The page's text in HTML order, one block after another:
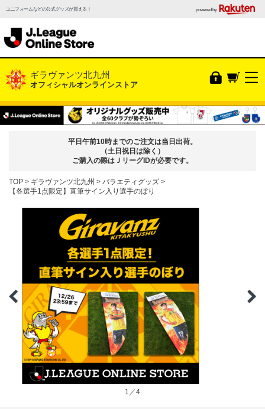
ユニフォームなどの公式グッズが買える！ powered by
ギラヴァンツ北九州
オフィシャルオンラインストア
平日午前10時までのご注文は当日出荷。
（土日祝日は除く）
ご購入の際はＪリーグIDが必要です。
TOP ギラヴァンツ北九州
バラエティグッズ
【各選手1点限定】直筆サイン入り選手のぼり
1／4